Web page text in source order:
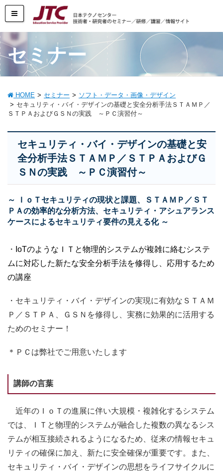
セミナー
HOME セミナー
ソフト・データ・画像・デザイン
セキュリティ・バイ・デザインの基礎と安全分析手法ＳＴＡＭＰ／
ＳＴＰＡおよびＧＳＮの実践 ～ＰＣ演習付～
セキュリティ・バイ・デザインの基礎と安
全分析手法ＳＴＡＭＰ／ＳＴＰＡおよびＧ
ＳＮの実践 ～ＰＣ演習付～
～ ＩｏＴセキュリティの現状と課題、ＳＴＡＭＰ／ＳＴ
ＰＡの効率的な分析方法、セキュリティ・アシュアランス
ケースによるセキュリティ要件の見える化 ～
・ IoTのようなＩＴと物理的システムが複雑に絡むシステ
ムに対応した新たな安全分析手法を修得し、応用するため
の講座
・セキュリティ・バイ・デザインの実現に有効なＳＴＡＭ
Ｐ／ＳＴＰＡ、ＧＳＮを修得し、実務に効果的に活用する
ためのセミナー！
＊ＰＣは弊社でご用意いたします
講師の言葉
近年のＩｏＴの進展に伴い大規模・複雑化するシステム
では、ＩＴと物理的システムが融合した複数の異なるシス
テムが相互接続されるようになるため、従来の情報セキュ
リティの確保に加え、新たに安全確保が重要です。また、
セキュリティ・バイ・デザインの思想をライフサイクルに